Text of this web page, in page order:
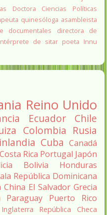
Doctora Ciencias Políticas
quinesóloga asambleista
documentales
directora de
de sitar poeta Innu
Reino Unido
Ecuador
Chile
Colombia Rusia
Cuba Canadá
Costa Rica Portugal Japón
Bolivia
Honduras
República Dominicana
China El Salvador Grecia
Paraguay
Puerto Rico
Inglaterra
República Checa